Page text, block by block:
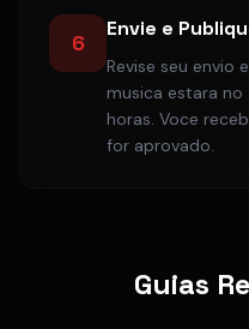
6
Envie e
Revise seu envio
musica estara
horas. Voce
for aprovado.
Guias